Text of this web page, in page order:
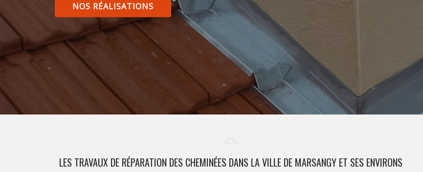
NOS RÉALISATIONS
LES TRAVAUX DE RÉPARATION DES CHEMINÉES DANS LA VILLE DE MARSANGY ET SES ENVIRONS